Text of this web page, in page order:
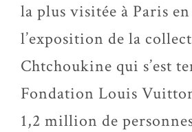
la plus visitée à Paris
l’exposition de la
Chtchoukine qui s’est
Fondation Louis
1,2 million de